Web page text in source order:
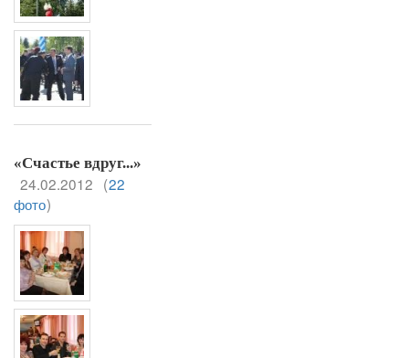
«Счастье вдруг...»
24.02.2012 (22
фото)